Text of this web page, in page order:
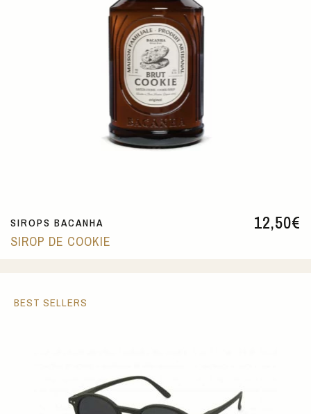
12,50€
SIROPS BACANHA
SIROP DE COOKIE
BEST SELLERS